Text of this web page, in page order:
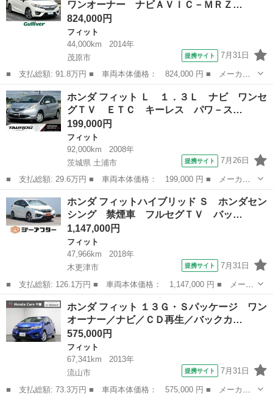
マートキー ＬＥ...ワンオーナー ナビＡＶＩＣ－ＭＲＺ…
824,000円
フィット
44,000km
2014年
茂原市
提携サイト 7月31日
■ 支払総額: 91.8万円 ■ 車両本体価格： 824,000 円 ■ メーカー
名： ホンダ ■ 車種名： フィットハイブリッド ■ グレード
名： Ｓパッケージ ワンオーナー ナビＡＶＩＣ－ＭＲＺ０９９
フルセグＴＶ Ｂ...
千葉 茂原市 フィット
ホンダ フィット Ｌ １．３Ｌ ナビ ワンセ
グＴＶ ＥＴＣ キーレス パワ－ス…
199,000円
フィット
92,000km
2008年
茨城県 土浦市
提携サイト 7月26日
■ 支払総額: 29.6万円 ■ 車両本体価格： 199,000 円 ■ メーカー
名： ホンダ ■ 車種名： フィット ■ グレード名： Ｌ １．３
Ｌ ナビ ワンセグＴＶ ＥＴＣ キーレス パワ－ステアリング
パワーウイン...
茨城 土浦市 フィット
ホンダ フィットハイブリッド Ｓ ホンダセン
シング 禁煙車 フルセグＴＶ バッ…
1,147,000円
フィット
47,966km
2018年
木更津市
提携サイト 7月31日
■ 支払総額: 126.1万円 ■ 車両本体価格： 1,147,000 円 ■ メーカ
ー名： ホンダ ■ 車種名： フィットハイブリッド ■ グレード
名： Ｓ ホンダセンシング 禁煙車 フルセグＴＶ バックカメ
ラ レーダー...
千葉 木更津市 フィット
ホンダ フィット １３Ｇ・Ｓパッケージ ワン
オーナー／ナビ／ＣＤ再生／バックカ…
575,000円
フィット
67,341km
2013年
流山市
提携サイト 7月31日
■ 支払総額: 73.3万円 ■ 車両本体価格： 575,000 円 ■ メーカー